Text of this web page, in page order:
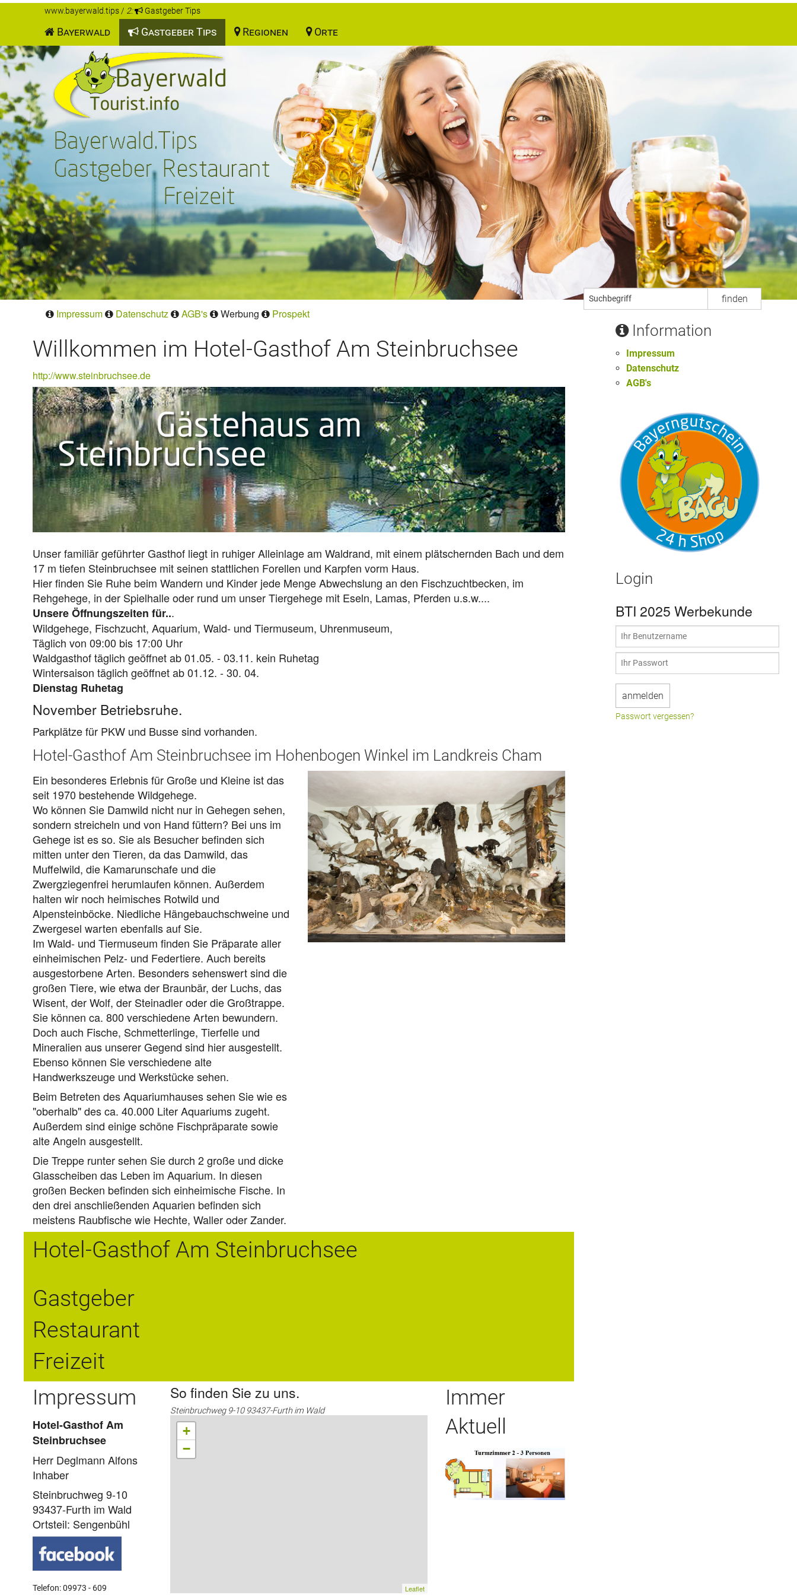
www.bayerwald.tips/ 2: Gastgeber Tips
Bayerwald Gastgeber Tips Regionen Orte
Impressum Datenschutz AGB's Werbung Prospekt
Willkommen im Hotel-Gasthof Am Steinbruchsee
http://www.steinbruchsee.de
Unser familiär geführter Gasthof liegt in ruhiger Alleinlage am Waldrand, mit einem plätschernden Bach und dem
17 m tiefen Steinbruchsee mit seinen stattlichen Forellen und Karpfen vorm Haus.
Hier finden Sie Ruhe beim Wandern und Kinder jede Menge Abwechslung an den Fischzuchtbecken, im
Rehgehege, in der Spielhalle oder rund um unser Tiergehege mit Eseln, Lamas, Pferden u.s.w....
Unsere Öffnungszeiten für...
Wildgehege, Fischzucht, Aquarium, Wald- und Tiermuseum, Uhrenmuseum,
Täglich von 09:00 bis 17:00 Uhr
Waldgasthof täglich geöffnet ab 01.05. - 03.11. kein Ruhetag
Wintersaison täglich geöffnet ab 01.12. - 30. 04.
Dienstag Ruhetag
November Betriebsruhe.
Parkplätze für PKW und Busse sind vorhanden.
Hotel-Gasthof Am Steinbruchsee im Hohenbogen Winkel im Landkreis Cham
Ein besonderes Erlebnis für Große und Kleine ist das
seit 1970 bestehende Wildgehege.
Wo können Sie Damwild nicht nur in Gehegen sehen,
sondern streicheln und von Hand füttern? Bei uns im
Gehege ist es so. Sie als Besucher befinden sich
mitten unter den Tieren, da das Damwild, das
Muffelwild, die Kamarunschafe und die
Zwergziegenfrei herumlaufen können. Außerdem
halten wir noch heimisches Rotwild und
Alpensteinböcke. Niedliche Hängebauchschweine und
Zwergesel warten ebenfalls auf Sie.
Im Wald- und Tiermuseum finden Sie Präparate aller
einheimischen Pelz- und Federtiere. Auch bereits
ausgestorbene Arten. Besonders sehenswert sind die
großen Tiere, wie etwa der Braunbär, der Luchs, das
Wisent, der Wolf, der Steinadler oder die Großtrappe.
Sie können ca. 800 verschiedene Arten bewundern.
Doch auch Fische, Schmetterlinge, Tierfelle und
Mineralien aus unserer Gegend sind hier ausgestellt.
Ebenso können Sie verschiedene alte
Handwerkszeuge und Werkstücke sehen.
Beim Betreten des Aquariumhauses sehen Sie wie es
"oberhalb" des ca. 40.000 Liter Aquariums zugeht.
Außerdem sind einige schöne Fischpräparate sowie
alte Angeln ausgestellt.
Die Treppe runter sehen Sie durch 2 große und dicke
Glasscheiben das Leben im Aquarium. In diesen
großen Becken befinden sich einheimische Fische. In
den drei anschließenden Aquarien befinden sich
meistens Raubfische wie Hechte, Waller oder Zander.
Hotel-Gasthof Am Steinbruchsee
Gastgeber
Restaurant
Freizeit
Impressum
Hotel-Gasthof Am
Steinbruchsee
Herr Deglmann Alfons
Inhaber
Steinbruchweg 9-10
93437-Furth im Wald
Ortsteil: Sengenbühl
Telefon: 09973 - 609
So finden Sie zu uns.
Steinbruchweg 9-10 93437-Furth im Wald
+
−
Leaflet
Immer
Aktuell
Information
Impressum
Datenschutz
AGB's
Login
BTI 2025 Werbekunde
Passwort vergessen?